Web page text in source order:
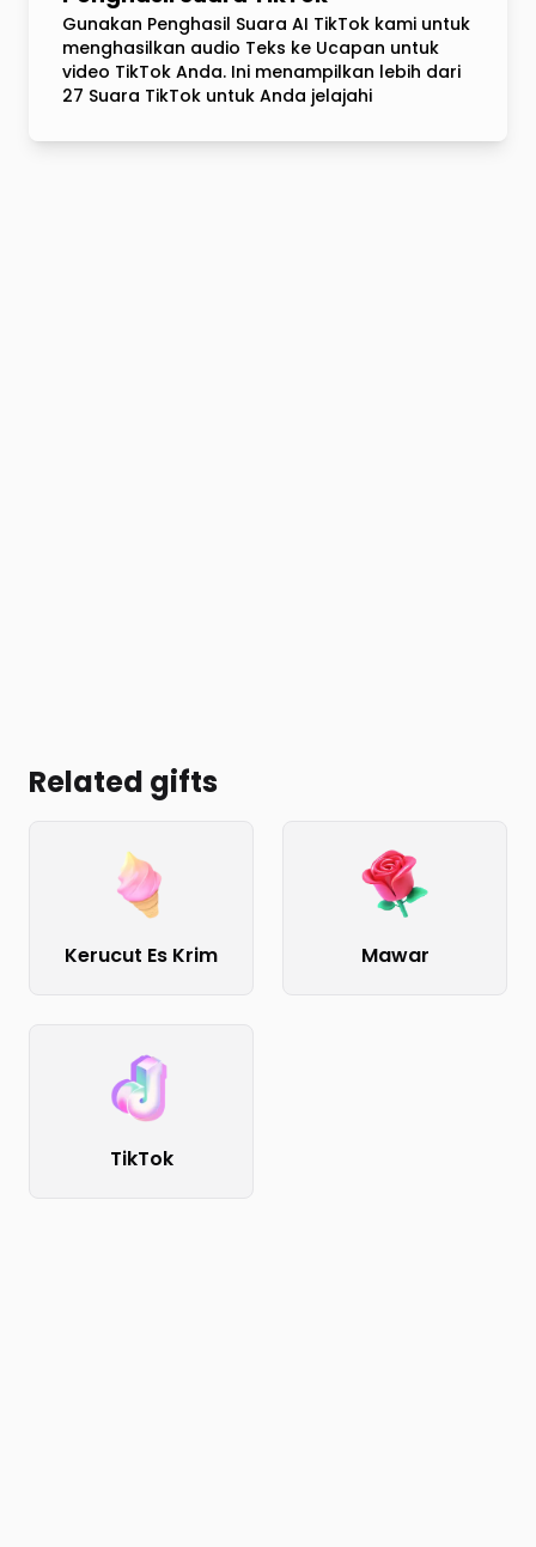
Gunakan Penghasil Suara AI TikTok kami untuk
menghasilkan audio Teks ke Ucapan untuk
video TikTok Anda. Ini menampilkan lebih dari
27 Suara TikTok untuk Anda jelajahi
Related gifts
Kerucut Es Krim Mawar
TikTok